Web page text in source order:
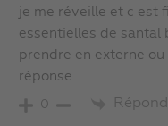
je me réveille et c est
essentielles de santal
prendre en externe
réponse
0